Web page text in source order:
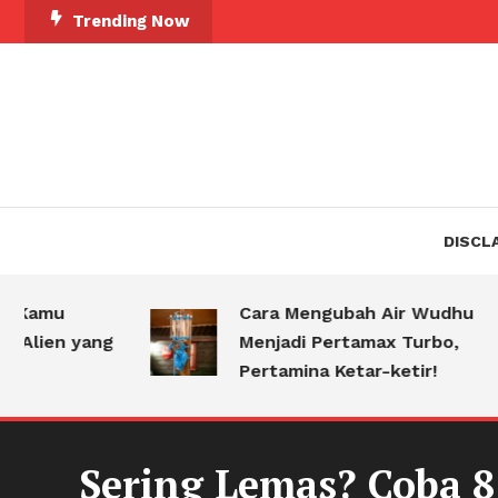
To
Trending Now
yang
Cara Mengubah Air Wudhu
Menjadi Pertamax Turbo,
Pertamina Ketar-ketir!
Sering Lemas? Coba